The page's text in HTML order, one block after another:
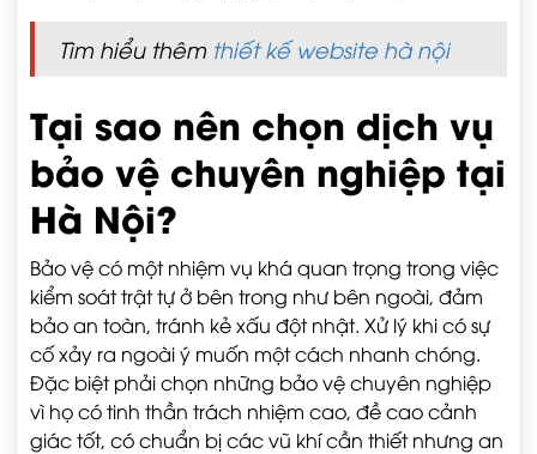
Tìm hiểu thêm thiết kế website hà nội
Tại sao nên chọn dịch vụ
bảo vệ chuyên nghiệp tại
Hà Nội?
Bảo vệ có một nhiệm vụ khá quan trọng trong việc
kiểm soát trật tự ở bên trong như bên ngoài, đảm
bảo an toàn, tránh kẻ xấu đột nhật. Xử lý khi có sự
cố xảy ra ngoài ý muốn một cách nhanh chóng.
Đặc biệt phải chọn những bảo vệ chuyên nghiệp
vì họ có tinh thần trách nhiệm cao, đề cao cảnh
giác tốt, có chuẩn bị các vũ khí cần thiết nhưng an